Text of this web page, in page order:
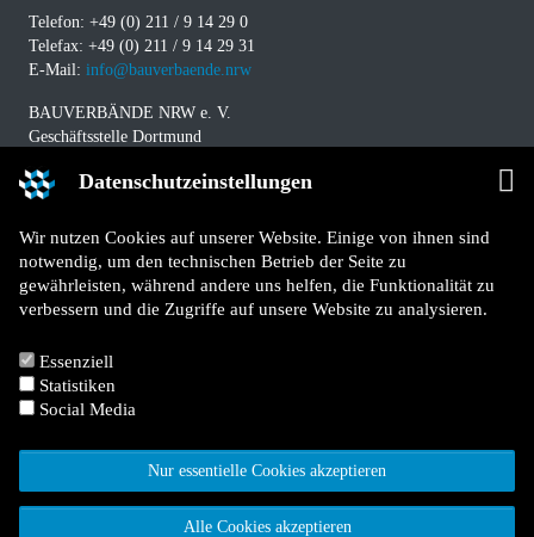
Datenschutzeinstellungen
Wir nutzen Cookies auf unserer Website. Einige von ihnen sind
notwendig, um den technischen Betrieb der Seite zu
gewährleisten, während andere uns helfen, die Funktionalität zu
verbessern und die Zugriffe auf unsere Website zu analysieren.
Essenziell
Statistiken
Social Media
Nur essentielle Cookies akzeptieren
Alle Cookies akzeptieren
Telefon: +49 (0) 211 / 9 14 29 0
Telefax: +49 (0) 211 / 9 14 29 31
E-Mail: info@bauverbaende.nrw
BAUVERBÄNDE NRW e. V.
Geschäftsstelle Dortmund
D-44141 Dortmund
Telefon: +49 (0) 231 / 94 11 580
Telefax: +49 (0) 231 / 94 11 5840
E-Mail:info@bauverbaende.nrw
Datenschutz
Kontakt
Für Mitglieder